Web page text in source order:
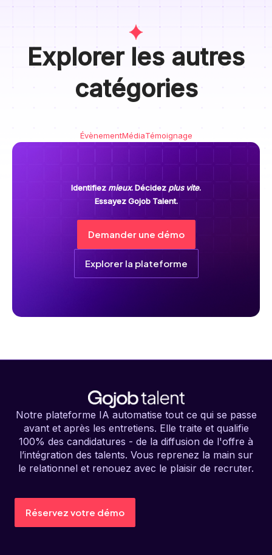
Explorer les autres
catégories
ÉvènementMédiaTémoignage
Identifiez mieux. Décidez plus vite.
Essayez Gojob Talent.
Demander une démo
Explorer la plateforme
Notre plateforme IA automatise tout ce qui se passe
avant et après les entretiens. Elle traite et qualifie
100% des candidatures - de la diffusion de l'offre à
l’intégration des talents. Vous reprenez la main sur
le relationnel et renouez avec le plaisir de recruter.
Réservez votre démo